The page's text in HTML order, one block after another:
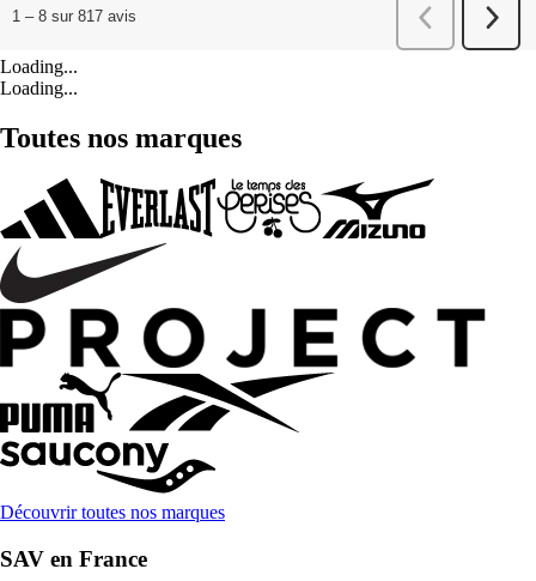
Loading...
Loading...
Toutes nos marques
Découvrir toutes nos marques
SAV en France